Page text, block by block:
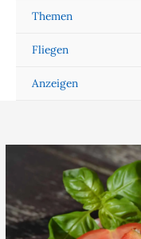
Themen
Fliegen
Anzeigen